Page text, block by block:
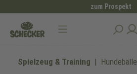
zum Prospekt
Spielzeug & Training Hundebälle